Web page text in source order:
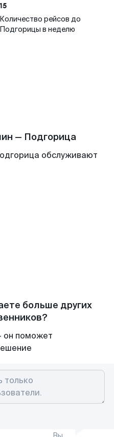
15
Количество рейсов до
Подгорицы в неделю
— Подгорица
обслуживают
больше других
он поможет